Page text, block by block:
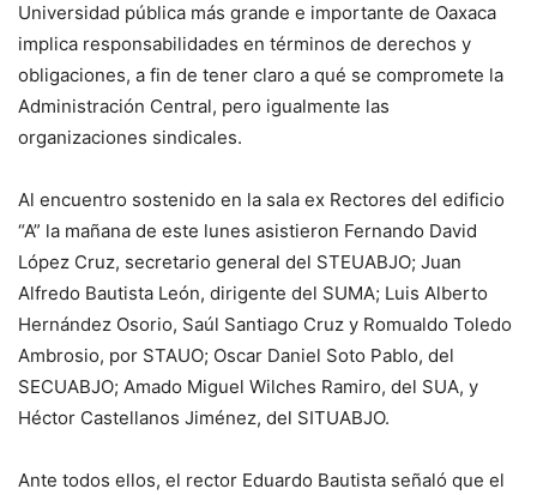
Universidad pública más grande e importante de Oaxaca
implica responsabilidades en términos de derechos y
obligaciones, a fin de tener claro a qué se compromete la
Administración Central, pero igualmente las
organizaciones sindicales.
Al encuentro sostenido en la sala ex Rectores del edificio
“A” la mañana de este lunes asistieron Fernando David
López Cruz, secretario general del STEUABJO; Juan
Alfredo Bautista León, dirigente del SUMA; Luis Alberto
Hernández Osorio, Saúl Santiago Cruz y Romualdo Toledo
Ambrosio, por STAUO; Oscar Daniel Soto Pablo, del
SECUABJO; Amado Miguel Wilches Ramiro, del SUA, y
Héctor Castellanos Jiménez, del SITUABJO.
Ante todos ellos, el rector Eduardo Bautista señaló que el